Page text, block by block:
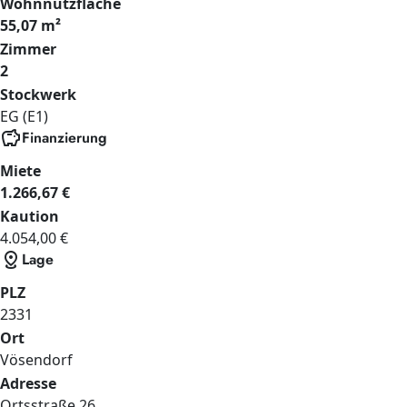
55,07 m²
Zimmer
2
Stockwerk
EG (E1)
savingsFinanzierung
Miete
1.266,67 €
Kaution
4.054,00 €
distance Lage
PLZ
2331
Ort
Vösendorf
Adresse